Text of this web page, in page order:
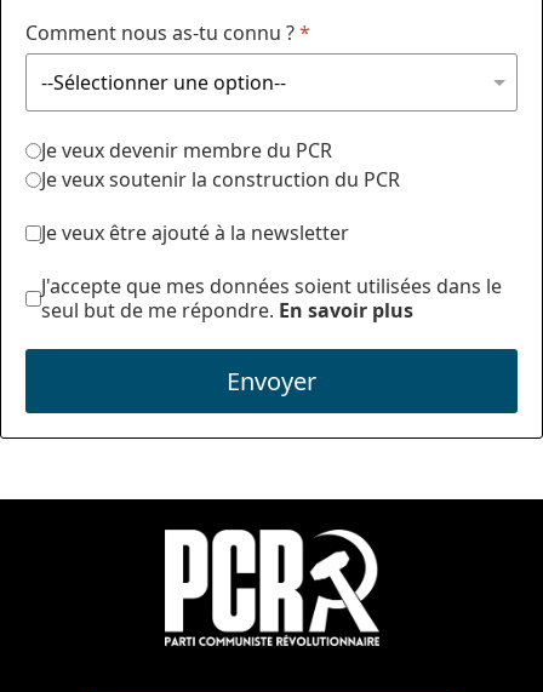
Comment nous as-tu connu ?*
Je veux devenir membre du PCR
Je veux soutenir la construction du PCR
Je veux être ajouté à la newsletter
J'accepte que mes données soient utilisées dans le
seul but de me répondre. En savoir plus
Envoyer